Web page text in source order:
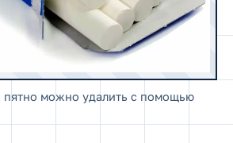
можно удалить с помощью